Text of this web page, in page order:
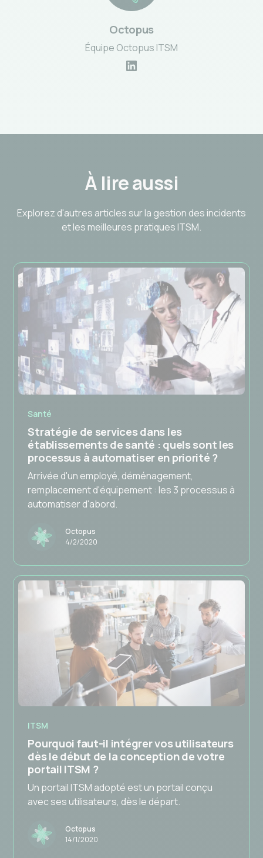
Octopus
Équipe Octopus ITSM
À lire aussi
Explorez d'autres articles sur la gestion des incidents
et les meilleures pratiques ITSM.
Santé
Stratégie de services dans les
établissements de santé : quels sont les
processus à automatiser en priorité ?
Arrivée d'un employé, déménagement,
remplacement d'équipement : les 3 processus à
automatiser d'abord.
Octopus
4/2/2020
ITSM
Pourquoi faut-il intégrer vos utilisateurs
dès le début de la conception de votre
portail ITSM ?
Un portail ITSM adopté est un portail conçu
avec ses utilisateurs, dès le départ.
Octopus
14/1/2020